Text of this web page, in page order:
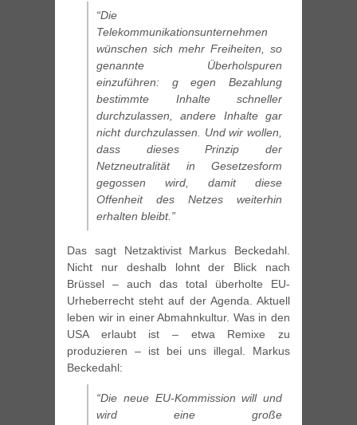
“Die
Telekommunikationsunternehmen
wünschen sich mehr Freiheiten, so
genannte Überholspuren
einzuführen: g egen Bezahlung
bestimmte Inhalte schneller
durchzulassen, andere Inhalte gar
nicht durchzulassen. Und wir wollen,
dass dieses Prinzip der
Netzneutralität in Gesetzesform
gegossen wird, damit diese
Offenheit des Netzes weiterhin
erhalten bleibt.”
Das sagt Netzaktivist Markus Beckedahl.
Nicht nur deshalb lohnt der Blick nach
Brüssel – auch das total überholte EU-
Urheberrecht steht auf der Agenda. Aktuell
leben wir in einer Abmahnkultur. Was in den
USA erlaubt ist – etwa Remixe zu
produzieren – ist bei uns illegal. Markus
Beckedahl:
“Die neue EU-Kommission will und
wird eine große